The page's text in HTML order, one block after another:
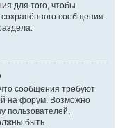
для того, чтобы
сохранённого сообщения
сообщения требуют
на форум. Возможно
пользователей,
быть